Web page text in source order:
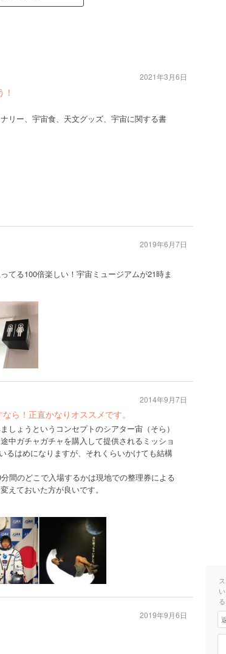
リー、宇宙食、天文グッズ、宇宙に関する書
2021年3月6日
てる100倍楽しい！宇宙ミュージアムが21時ま
2019年6月7日
ら！正直かなりオススメです。
しょうというコンセプトのシアター宙（そら）
中ガチャガチャを購入して提供されるミッショ
るはめになりますが、それくらいかけても結構
間のどこで入場するかは現地での整理券による
えておいた方が良いです。
2014年9月7日
2019年9月6日